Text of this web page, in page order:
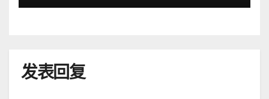
发表回复